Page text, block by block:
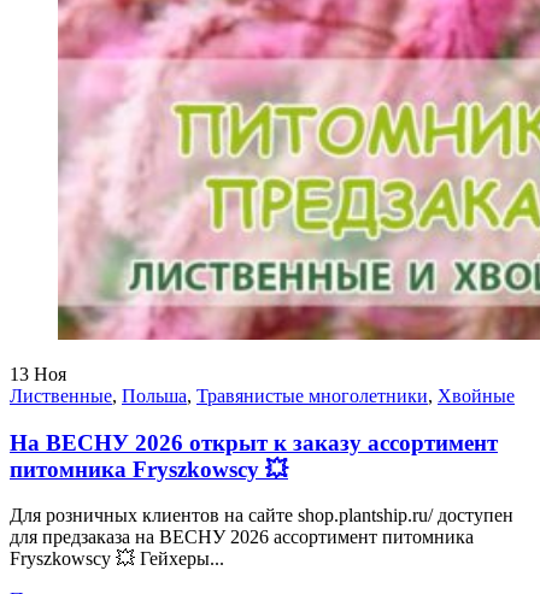
13 Ноя
Лиственные, Польша, Травянистые многолетники, Хвойные
На ВЕСНУ 2026 открыт к заказу ассортимент
питомника Fryszkowscy 💥
Для розничных клиентов на сайте shop.plantship.ru/ доступен
для предзаказа на ВЕСНУ 2026 ассортимент питомника
Fryszkowscy 💥 Гейхеры...